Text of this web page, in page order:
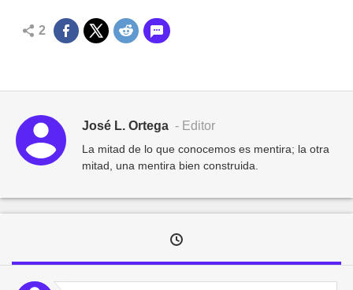
2
José L. Ortega - Editor
La mitad de lo que conocemos es mentira; la otra
mitad, una mentira bien construida.